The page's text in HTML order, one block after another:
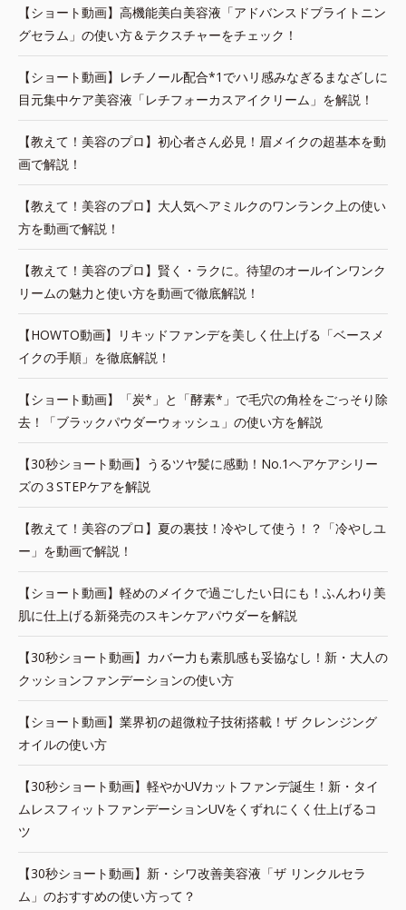
【ショート動画】高機能美白美容液「アドバンスドブライトニン
グセラム」の使い方＆テクスチャーをチェック！
【ショート動画】レチノール配合*1でハリ感みなぎるまなざしに
目元集中ケア美容液「レチフォーカスアイクリーム」を解説！
【教えて！美容のプロ】初心者さん必見！眉メイクの超基本を動
画で解説！
【教えて！美容のプロ】大人気ヘアミルクのワンランク上の使い
方を動画で解説！
【教えて！美容のプロ】賢く・ラクに。待望のオールインワンク
リームの魅力と使い方を動画で徹底解説！
【HOWTO動画】リキッドファンデを美しく仕上げる「ベースメ
イクの手順」を徹底解説！
【ショート動画】「炭*」と「酵素*」で毛穴の角栓をごっそり除
去！「ブラックパウダーウォッシュ」の使い方を解説
【30秒ショート動画】うるツヤ髪に感動！No.1ヘアケアシリー
ズの３STEPケアを解説
【教えて！美容のプロ】夏の裏技！冷やして使う！？「冷やしユ
ー」を動画で解説！
【ショート動画】軽めのメイクで過ごしたい日にも！ふんわり美
肌に仕上げる新発売のスキンケアパウダーを解説
【30秒ショート動画】カバー力も素肌感も妥協なし！新・大人の
クッションファンデーションの使い方
【ショート動画】業界初の超微粒子技術搭載！ザ クレンジング
オイルの使い方
【30秒ショート動画】軽やかUVカットファンデ誕生！新・タイ
ムレスフィットファンデーションUVをくずれにくく仕上げるコ
ツ
【30秒ショート動画】新・シワ改善美容液「ザ リンクルセラ
ム」のおすすめの使い方って？